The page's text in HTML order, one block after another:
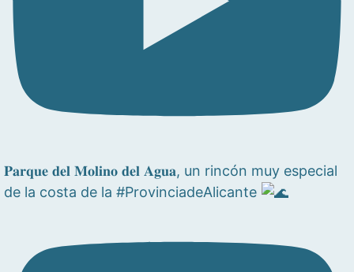
𝐏𝐚𝐫𝐪𝐮𝐞 𝐝𝐞𝐥 𝐌𝐨𝐥𝐢𝐧𝐨 𝐝𝐞𝐥 𝐀𝐠𝐮𝐚, un rincón muy especial
de la costa de la #ProvinciadeAlicante